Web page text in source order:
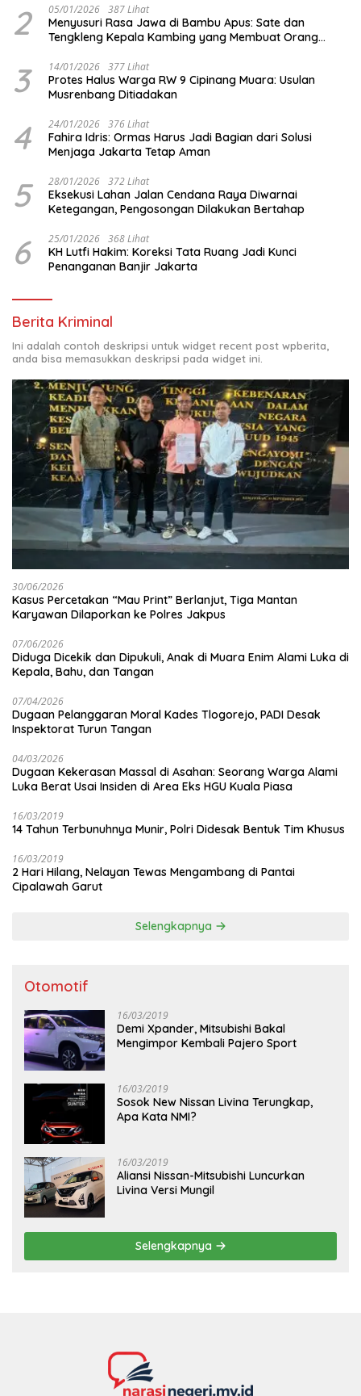
2 05/01/2026 387 Lihat
Menyusuri Rasa Jawa di Bambu Apus: Sate dan
Tengkleng Kepala Kambing yang Membuat Orang
3 14/01/2026 377 Lihat
Protes Halus Warga RW 9 Cipinang Muara: Usulan
Musrenbang Ditiadakan
4 24/01/2026 376 Lihat
Fahira Idris: Ormas Harus Jadi Bagian dari Solusi
Menjaga Jakarta Tetap Aman
5 28/01/2026 372 Lihat
Eksekusi Lahan Jalan Cendana Raya Diwarnai
Ketegangan, Pengosongan Dilakukan Bertahap
6 25/01/2026 368 Lihat
KH Lutfi Hakim: Koreksi Tata Ruang Jadi Kunci
Penanganan Banjir Jakarta
Berita Kriminal
Ini adalah contoh deskripsi untuk widget recent post wpberita,
anda bisa memasukkan deskripsi pada widget ini.
30/06/2026
Kasus Percetakan “Mau Print” Berlanjut, Tiga Mantan
Karyawan Dilaporkan ke Polres Jakpus
07/06/2026
Diduga Dicekik dan Dipukuli, Anak di Muara Enim Alami Luka di
Kepala, Bahu, dan Tangan
07/04/2026
Dugaan Pelanggaran Moral Kades Tlogorejo, PADI Desak
Inspektorat Turun Tangan
04/03/2026
Dugaan Kekerasan Massal di Asahan: Seorang Warga Alami
Luka Berat Usai Insiden di Area Eks HGU Kuala Piasa
16/03/2019
14 Tahun Terbunuhnya Munir, Polri Didesak Bentuk Tim Khusus
16/03/2019
2 Hari Hilang, Nelayan Tewas Mengambang di Pantai
Cipalawah Garut
Selengkapnya
Otomotif
16/03/2019
Demi Xpander, Mitsubishi Bakal
Mengimpor Kembali Pajero Sport
16/03/2019
Sosok New Nissan Livina Terungkap,
Apa Kata NMI?
16/03/2019
Aliansi Nissan-Mitsubishi Luncurkan
Livina Versi Mungil
Selengkapnya